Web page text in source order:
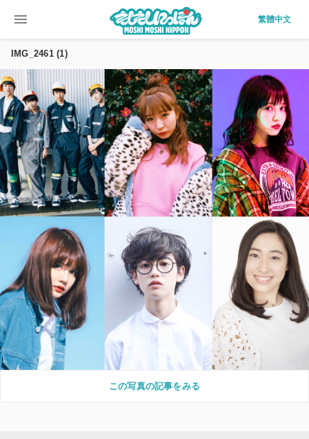
menu 繁體中文
IMG_2461 (1)
この写真の記事をみる